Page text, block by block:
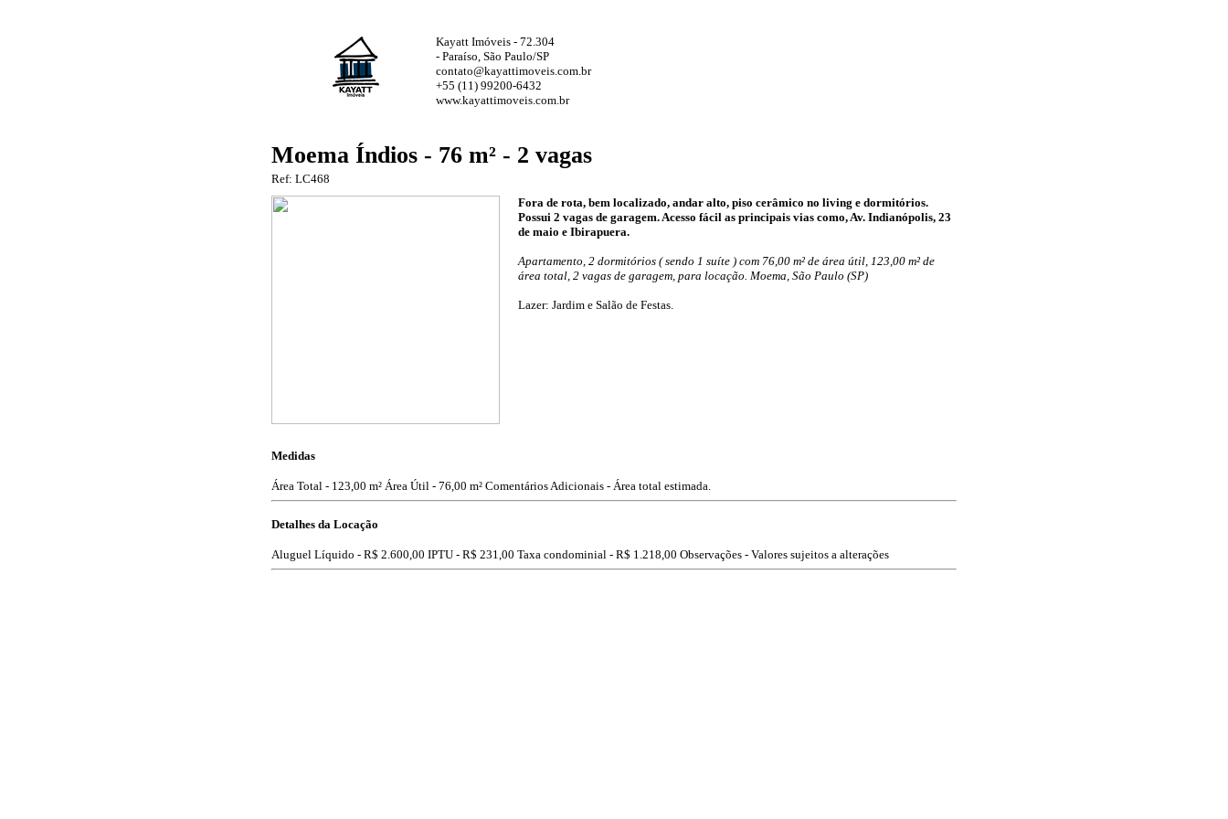
Kayatt Imóveis - 72.304
- Paraíso, São Paulo/SP
contato@kayattimoveis.com.br
+55 (11) 99200-6432
www.kayattimoveis.com.br
Moema Índios - 76 m² - 2 vagas
Ref: LC468
Fora de rota, bem localizado, andar alto, piso cerâmico no living e dormitórios.
Possui 2 vagas de garagem. Acesso fácil as principais vias como, Av. Indianópolis, 23
de maio e Ibirapuera.
Apartamento, 2 dormitórios ( sendo 1 suíte ) com 76,00 m² de área útil, 123,00 m² de
área total, 2 vagas de garagem, para locação. Moema, São Paulo (SP)
Lazer: Jardim e Salão de Festas.
Medidas
Área Total - 123,00 m² Área Útil - 76,00 m² Comentários Adicionais - Área total estimada.
Detalhes da Locação
Aluguel Líquido - R$ 2.600,00 IPTU - R$ 231,00 Taxa condominial - R$ 1.218,00 Observações - Valores sujeitos a alterações